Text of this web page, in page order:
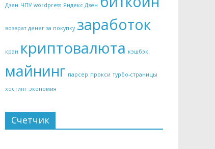
Дзен ЧПУ wordpress Яндекс Дзен
возврат денег за покупку заработок
кран криптовалюта кэшбэк
майнинг парсер прокси турбо-страницы
хостинг экономия
Счетчик